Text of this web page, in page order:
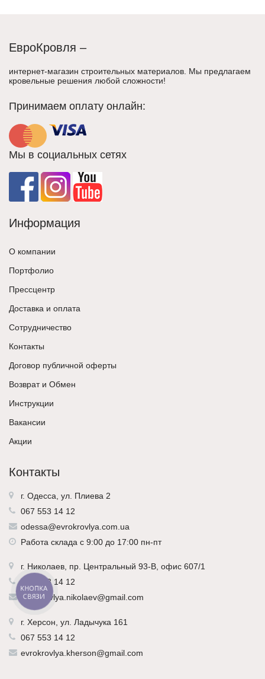
ЕвроКровля –
интернет-магазин строительных материалов. Мы предлагаем
кровельные решения любой сложности!
Принимаем оплату онлайн:
Мы в социальных сетях
Информация
О компании
Портфолио
Прессцентр
Доставка и оплата
Сотрудничество
Контакты
Договор публичной оферты
Возврат и Обмен
Инструкции
Вакансии
Акции
Контакты
г. Одесса, ул. Плиева 2
067 553 14 12
odessa@evrokrovlya.com.ua
Работа склада с 9:00 до 17:00 пн-пт
г. Николаев , пр. Центральный 93-В, офис 607/1
067 553 14 12
evrokrovlya.nikolaev@gmail.com
г. Херсон , ул. Ладычука 161
067 553 14 12
evrokrovlya.kherson@gmail.com
КНОПКА
СВЯЗИ